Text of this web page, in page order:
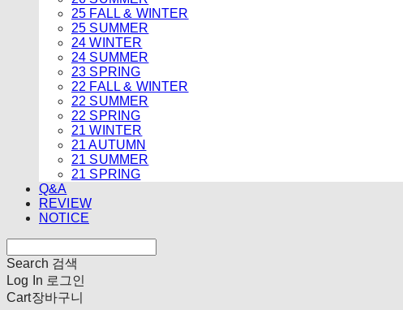
25 FALL & WINTER
25 SUMMER
24 WINTER
24 SUMMER
23 SPRING
22 FALL & WINTER
22 SUMMER
22 SPRING
21 WINTER
21 AUTUMN
21 SUMMER
21 SPRING
Q&A
REVIEW
NOTICE
Search 검색
Log In 로그인
Cart장바구니